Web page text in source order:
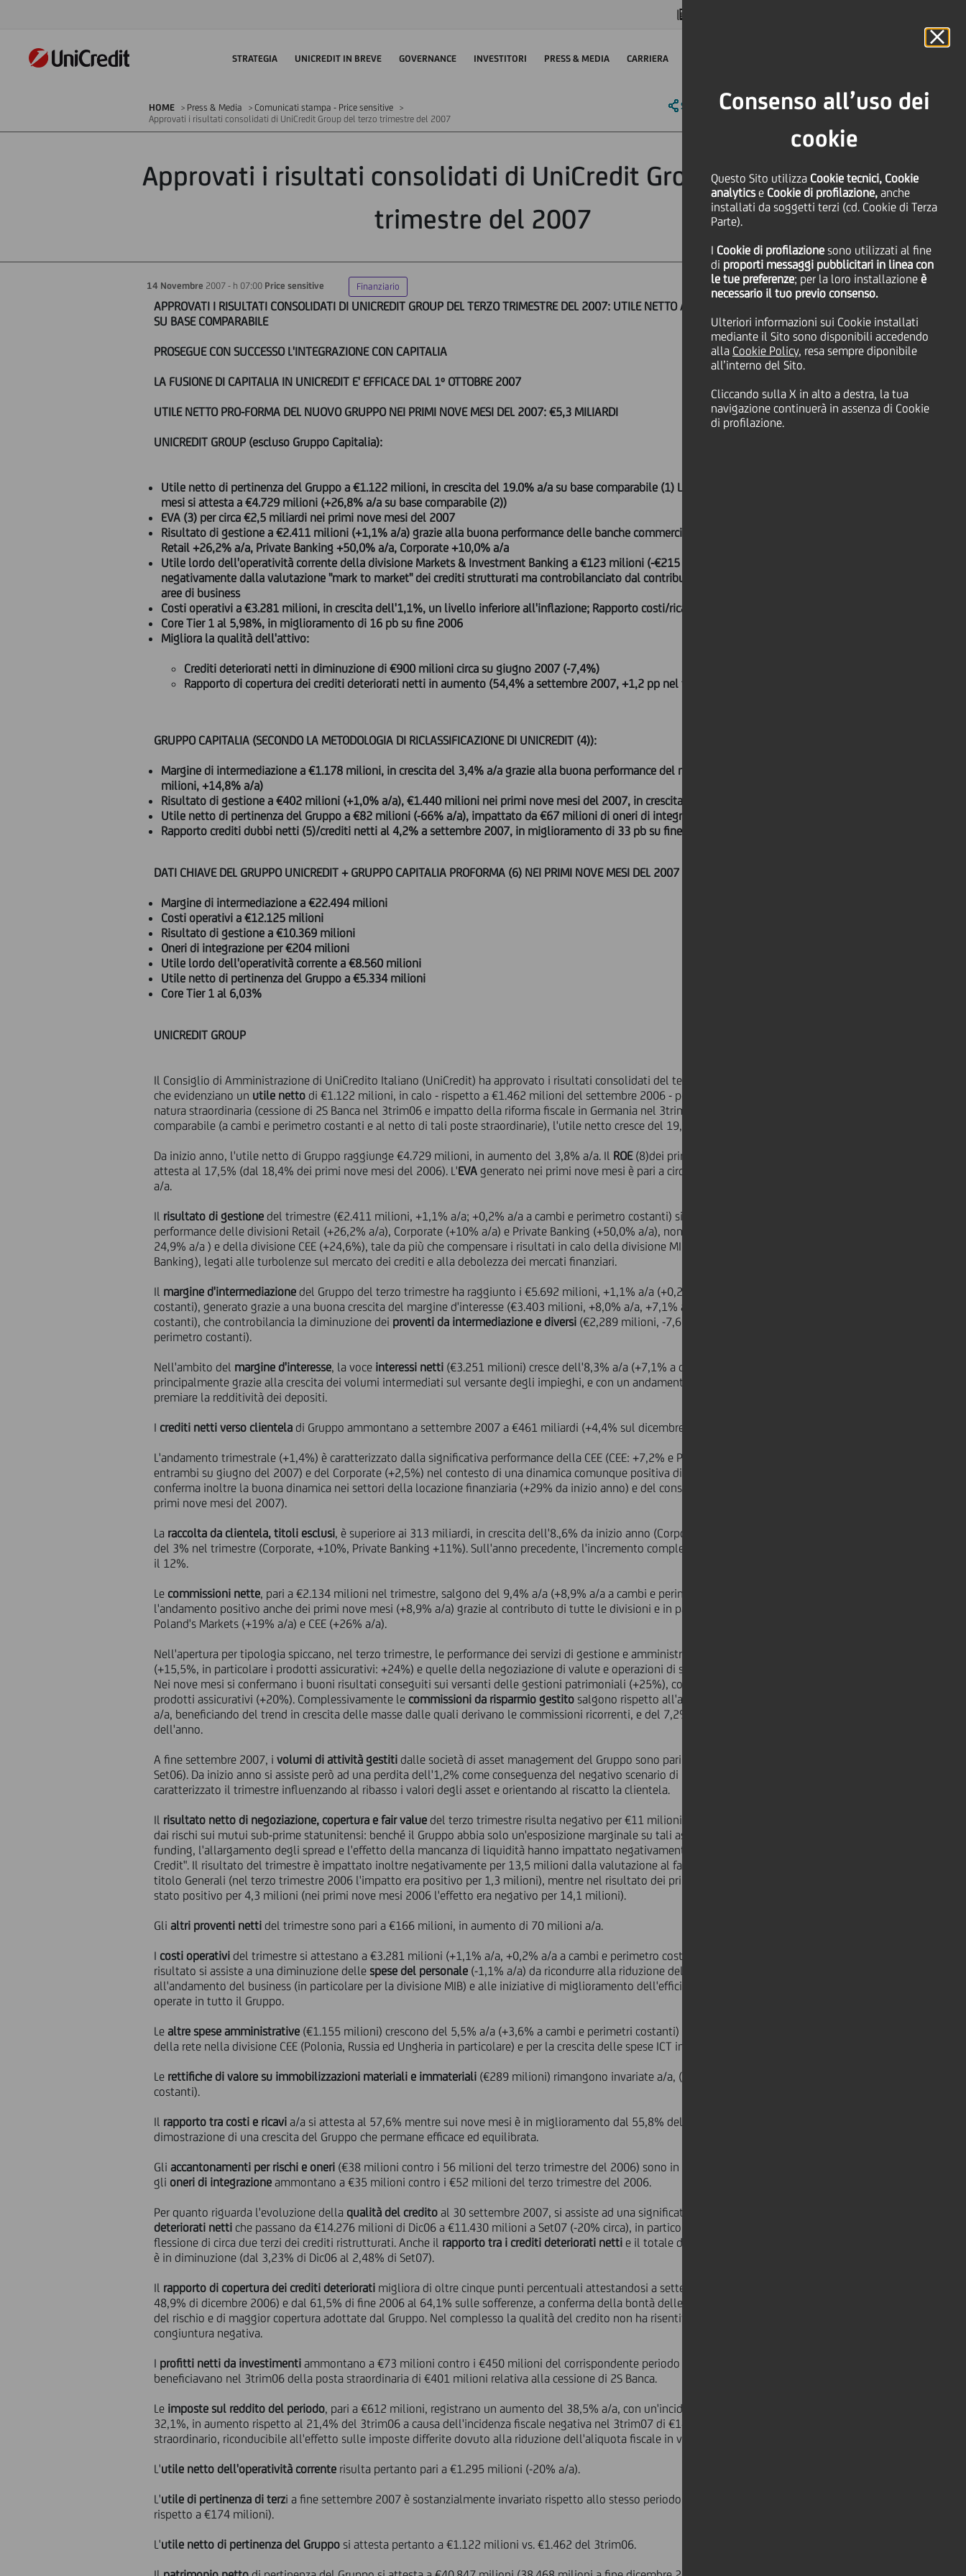
Consenso all’uso dei
cookie
Questo Sito utilizza Cookie tecnici, Cookie
analyticse Cookie di profilazione, anche
installati da soggetti terzi (cd. Cookie di Terza
Parte).
I Cookie di profilazione sono utilizzati al fine
di proporti messaggi pubblicitari in linea con
le tue preferenze; per la loro installazione è
necessario il tuo previo consenso.
Ulteriori informazioni sui Cookie installati
mediante il Sito sono disponibili accedendo
alla Cookie Policy, resa sempre diponibile
all’interno del Sito.
Cliccando sulla X in alto a destra, la tua
navigazione continuerà in assenza di Cookie
di profilazione.
STRATEGIA UNICREDIT IN BREVE GOVERNANCE INVESTITORI PRESS & MEDIA CARRIERA
HOME Press & Media
Comunicati stampa - Price sensitive
Approvati i risultati consolidati di UniCredit Group del terzo trimestre del 2007
SHARE PRINT SEND
Approvati i risultati consolidati di UniCredit Group del terzo
trimestre del 2007
14 Novembre 2007 - h 07:00 Price sensitive Finanziario
APPROVATI I RISULTATI CONSOLIDATI DI UNICREDIT GROUP DEL TERZO TRIMESTRE DEL 2007: UTILE NETTO A €1,1 MILIARDI, +19,0% A/A
SU BASE COMPARABILE
PROSEGUE CON SUCCESSO L'INTEGRAZIONE CON CAPITALIA
LA FUSIONE DI CAPITALIA IN UNICREDIT E' EFFICACE DAL 1º OTTOBRE 2007
UTILE NETTO PRO-FORMA DEL NUOVO GRUPPO NEI PRIMI NOVE MESI DEL 2007: €5,3 MILIARDI
UNICREDIT GROUP (escluso Gruppo Capitalia):
Utile netto di pertinenza del Gruppo a €1.122 milioni, in crescita del 19.0% a/a su base comparabile (1) L'utile netto dei primi nove
mesi si attesta a €4.729 milioni (+26,8% a/a su base comparabile (2))
EVA (3) per circa €2,5 miliardi nei primi nove mesi del 2007
Risultato di gestione a €2.411 milioni (+1,1% a/a) grazie alla buona performance delle banche commerciali: area CEE +24,8% a/a,
Retail +26,2% a/a, Private Banking +50,0% a/a, Corporate +10,0% a/a
Utile lordo dell'operatività corrente della divisione Markets & Investment Banking a €123 milioni (-€215 milioni a/a), impattato
negativamente dalla valutazione "mark to market" dei crediti strutturati ma controbilanciato dal contributo positivo di tutte le altre
aree di business
Costi operativi a €3.281 milioni, in crescita dell'1,1%, un livello inferiore all'inflazione; Rapporto costi/ricavi stabile a/a al 57,6%
Core Tier 1 al 5,98%, in miglioramento di 16 pb su fine 2006
Migliora la qualità dell'attivo:
Crediti deteriorati netti in diminuzione di €900 milioni circa su giugno 2007 (-7,4%)
Rapporto di copertura dei crediti deteriorati netti in aumento (54,4% a settembre 2007, +1,2 pp nel trimestre
GRUPPO CAPITALIA (SECONDO LA METODOLOGIA DI RICLASSIFICAZIONE DI UNICREDIT (4)):
Margine di intermediazione a €1.178 milioni, in crescita del 3,4% a/a grazie alla buona performance del margine d'interesse (€746
milioni, +14,8% a/a)
Risultato di gestione a €402 milioni (+1,0% a/a), €1.440 milioni nei primi nove mesi del 2007, in crescita del 15,9% a/a
Utile netto di pertinenza del Gruppo a €82 milioni (-66% a/a), impattato da €67 milioni di oneri di integrazione
Rapporto crediti dubbi netti (5)/crediti netti al 4,2% a settembre 2007, in miglioramento di 33 pb su fine 2006
DATI CHIAVE DEL GRUPPO UNICREDIT + GRUPPO CAPITALIA PROFORMA (6) NEI PRIMI NOVE MESI DEL 2007
Margine di intermediazione a €22.494 milioni
Costi operativi a €12.125 milioni
Risultato di gestione a €10.369 milioni
Oneri di integrazione per €204 milioni
Utile lordo dell'operatività corrente a €8.560 milioni
Utile netto di pertinenza del Gruppo a €5.334 milioni
Core Tier 1 al 6,03%
UNICREDIT GROUP
Il Consiglio di Amministrazione di UniCredito Italiano (UniCredit) ha approvato i risultati consolidati del terzo trimestre del 2007 (7)
che evidenziano un utile netto di €1.122 milioni, in calo - rispetto a €1.462 milioni del settembre 2006 - per effetto di alcune poste di
natura straordinaria (cessione di 2S Banca nel 3trim06 e impatto della riforma fiscale in Germania nel 3trim07). Tuttavia, su base
comparabile (a cambi e perimetro costanti e al netto di tali poste straordinarie), l'utile netto cresce del 19,0% a/a.
Da inizio anno, l'utile netto di Gruppo raggiunge €4.729 milioni, in aumento del 3,8% a/a. Il ROE(8)dei primi nove mesi del 2007 si
attesta al 17,5% (dal 18,4% dei primi nove mesi del 2006). L'EVA generato nei primi nove mesi è pari a circa €2,5 miliardi circa, +29,3%
a/a.
Il risultato di gestione del trimestre (€2.411 milioni, +1,1% a/a; +0,2% a/a a cambi e perimetro costanti) si caratterizza per l'eccellente
performance delle divisioni Retail (+26,2% a/a), Corporate (+10% a/a) e Private Banking (+50,0% a/a), nonché di Poland's Markets (+
24,9% a/a ) e della divisione CEE (+24,6%), tale da più che compensare i risultati in calo della divisione MIB (Markets & Investment
Banking), legati alle turbolenze sul mercato dei crediti e alla debolezza dei mercati finanziari.
Il margine d'intermediazione del Gruppo del terzo trimestre ha raggiunto i €5.692 milioni, +1,1% a/a (+0,2% a/a a cambi e a perimetro
costanti), generato grazie a una buona crescita del margine d'interesse (€3.403 milioni, +8,0% a/a, +7,1% a cambi e perimetro
costanti), che controbilancia la diminuzione dei proventi da intermediazione e diversi (€2,289 milioni, -7,6% a/a, -8,6% a cambi e
perimetro costanti).
Nell'ambito del margine d'interesse, la voce interessi netti (€3.251 milioni) cresce dell'8,3% a/a (+7,1% a cambi e a perimetro costanti)
principalmente grazie alla crescita dei volumi intermediati sul versante degli impieghi, e con un andamento dei tassi di mercato tale da
premiare la redditività dei depositi.
Icrediti netti verso clientela di Gruppo ammontano a settembre 2007 a €461 miliardi (+4,4% sul dicembre del 2006, +7,2% a/a).
L'andamento trimestrale (+1,4%) è caratterizzato dalla significativa performance della CEE (CEE: +7,2% e Poland's Markets: +2,5%,
entrambi su giugno del 2007) e del Corporate (+2,5%) nel contesto di una dinamica comunque positiva di tutte le altre divisioni. Si
conferma inoltre la buona dinamica nei settori della locazione finanziaria (+29% da inizio anno) e del consumer financing (+7% nei
primi nove mesi del 2007).
La raccolta da clientela, titoli esclusi, è superiore ai 313 miliardi, in crescita dell'8.,6% da inizio anno (Corporate +17%, Retail +8%) e
del 3% nel trimestre (Corporate, +10%, Private Banking +11%). Sull'anno precedente, l'incremento complessivo per il gruppo è di oltre
il 12%.
Lecommissioni nette, pari a €2.134 milioni nel trimestre, salgono del 9,4% a/a (+8,9% a/a a cambi e perimetro costanti), confermando
l'andamento positivo anche dei primi nove mesi (+8,9% a/a) grazie al contributo di tutte le divisioni e in particolare di MIB (+22% a/a),
Poland's Markets (+19% a/a) e CEE (+26% a/a).
Nell'apertura per tipologia spiccano, nel terzo trimestre, le performance dei servizi di gestione e amministrazione del risparmio
(+15,5%, in particolare i prodotti assicurativi: +24%) e quelle della negoziazione di valute e operazioni di servizio con l'estero (+24%).
Nei nove mesi si confermano i buoni risultati conseguiti sui versanti delle gestioni patrimoniali (+25%), così come dei già citati
prodotti assicurativi (+20%). Complessivamente lecommissioni da risparmio gestito salgono rispetto all'anno precedente del 2,7%
a/a, beneficiando del trend in crescita delle masse dalle quali derivano le commissioni ricorrenti, e del 7,2% nei primi nove mesi
dell'anno.
A fine settembre 2007, ivolumi di attività gestiti dalle società di asset management del Gruppo sono pari a €243,1 miliardi (+1,4% su
Set06). Da inizio anno si assiste però ad una perdita dell'1,2% come conseguenza del negativo scenario di mercato che ha
caratterizzato il trimestre influenzando al ribasso i valori degli asset e orientando al riscatto la clientela.
Il risultato netto di negoziazione, copertura e fair value del terzo trimestre risulta negativo per €11 milioni a causa della crisi innescata
dai rischi sui mutui sub-prime statunitensi: benché il Gruppo abbia solo un'esposizione marginale su tali asset, il più alto costo del
funding, l'allargamento degli spread e l'effetto della mancanza di liquidità hanno impattato negativamente sulla linea "Structured
Credit". Il risultato del trimestre è impattato inoltre negativamente per 13,5 milioni dalla valutazione al fair value dell'opzione sul
titolo Generali (nel terzo trimestre 2006 l'impatto era positivo per 1,3 milioni), mentre nel risultato dei primi nove mesi l'effetto è
stato positivo per 4,3 milioni (nei primi nove mesi 2006 l'effetto era negativo per 14,1 milioni).
Glialtri proventi netti del trimestre sono pari a €166 milioni, in aumento di 70 milioni a/a.
Icosti operativi del trimestre si attestano a €3.281 milioni (+1,1% a/a, +0,2% a/a a cambi e perimetro costanti). All'interno di tale
risultato si assiste a una diminuzione delle spese del personale (-1,1% a/a) da ricondurre alla riduzione del costo variabile legato
all'andamento del business (in particolare per la divisione MIB) e alle iniziative di miglioramento dell'efficienza e razionalizzazione
operate in tutto il Gruppo.
Lealtre spese amministrative (€1.155 milioni) crescono del 5,5% a/a (+3,6% a cambi e perimetri costanti) per la decisa espansione
della rete nella divisione CEE (Polonia, Russia ed Ungheria in particolare) e per la crescita delle spese ICT in Germania.
Le rettifiche di valore su immobilizzazioni materiali e immateriali (€289 milioni) rimangono invariate a/a, (-1,1% a cambi e perimetro
costanti).
Il rapporto tra costi e ricavi a/a si attesta al 57,6% mentre sui nove mesi è in miglioramento dal 55,8% del Set06 al 52,5 del Set07 a
dimostrazione di una crescita del Gruppo che permane efficace ed equilibrata.
Gliaccantonamenti per rischi e oneri (€38 milioni contro i 56 milioni del terzo trimestre del 2006) sono in diminuzione del 32,1% a/a,
glioneri di integrazione ammontano a €35 milioni contro i €52 milioni del terzo trimestre del 2006.
Per quanto riguarda l'evoluzione dellaqualità del credito al 30 settembre 2007, si assiste ad una significativa riduzione dei
deteriorati netti che passano da €14.276 milioni di Dic06 a €11.430 milioni a Set07 (-20% circa), in particolare grazie alla netta
flessione di circa due terzi dei crediti ristrutturati. Anche il rapporto tra i crediti deteriorati netti e il totale dei crediti netti verso clientela
è in diminuzione (dal 3,23% di Dic06 al 2,48% di Set07).
Il rapporto di copertura dei crediti deteriorati migliora di oltre cinque punti percentuali attestandosi a settembre 2007 al 54,4% (dal
48,9% di dicembre 2006) e dal 61,5% di fine 2006 al 64,1% sulle sofferenze, a conferma della bontà delle politiche di contenimento
del rischio e di maggior copertura adottate dal Gruppo. Nel complesso la qualità del credito non ha risentito in maniera rilevante della
congiuntura negativa.
I profitti netti da investimenti ammontano a €73 milioni contro i €450 milioni del corrispondente periodo dell'anno precedente, che
beneficiavano nel 3trim06 della posta straordinaria di €401 milioni relativa alla cessione di 2S Banca.
Le imposte sul reddito del periodo, pari a €612 milioni, registrano un aumento del 38,5% a/a, con un'incidenza sull'utile lordo del
32,1%, in aumento rispetto al 21,4% del 3trim06 a causa dell'incidenza fiscale negativa nel 3trim07 di €140 milioni, a carattere
straordinario, riconducibile all'effetto sulle imposte differite dovuto alla riduzione dell'aliquota fiscale in vigore in Germania dal 2008.
L'utile netto dell'operatività corrente risulta pertanto pari a €1.295 milioni (-20% a/a).
L'utile di pertinenza di terzi a fine settembre 2007 è sostanzialmente invariato rispetto allo stesso periodo del 2006 (€173 milioni
rispetto a €174 milioni).
L'utile netto di pertinenza del Gruppo si attesta pertanto a €1.122 milioni vs. €1.462 del 3trim06.